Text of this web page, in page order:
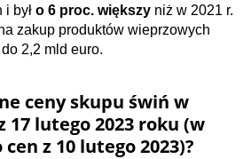
i był o 6 proc. większy niż w 2021 r.
zakup produktów wieprzowych
2,2 mld euro.
ceny skupu świń w
17 lutego 2023 roku (w
z 10 lutego 2023)?